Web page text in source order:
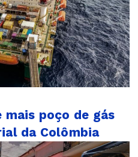
poço de gás
da Colômbia